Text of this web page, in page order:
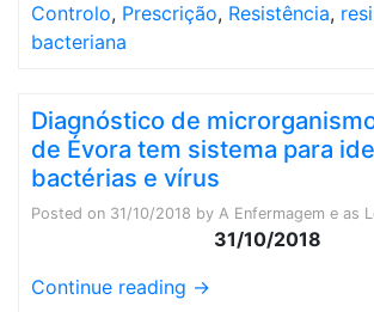
Controlo, Prescrição, Resistência,
bacteriana
Diagnóstico de
de Évora tem sistema para
bactérias e vírus
Posted on 31/10/2018 by A Enfermagem e as
31/10/2018
Continue reading →